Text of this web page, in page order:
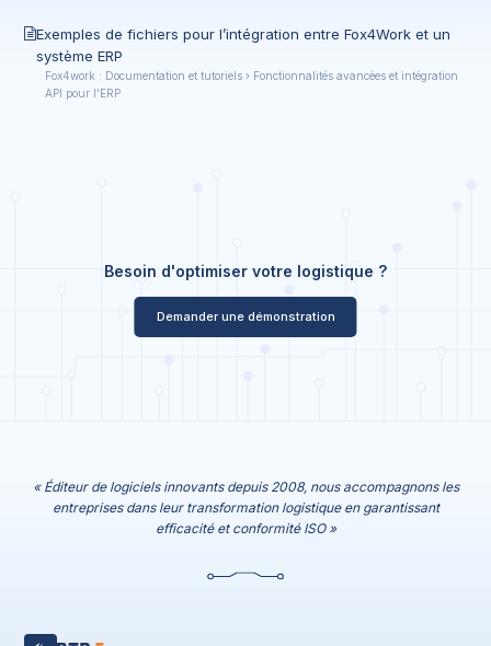
Exemples de fichiers pour l’intégration entre Fox4Work et un
système ERP
Fox4work : Documentation et tutoriels › Fonctionnalités avancées et intégration
API pour l’ERP
Besoin d'optimiser votre logistique ?
Demander une démonstration
« Éditeur de logiciels innovants depuis 2008, nous accompagnons les
entreprises dans leur transformation logistique en garantissant
efficacité et conformité ISO »